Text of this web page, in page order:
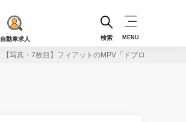
自動車求人 検索 MENU
【写真・7枚目】フィアットのMPV「ドブロ」に爽や